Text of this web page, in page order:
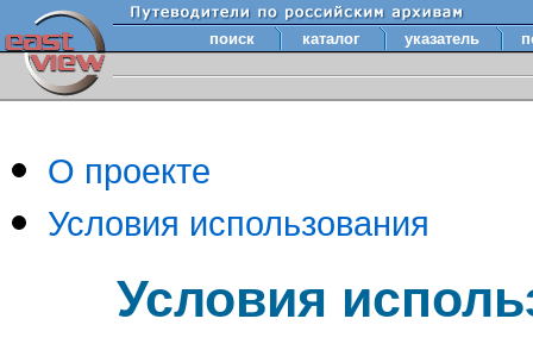
поиск каталог указатель
О проекте
Условия использования
Условия